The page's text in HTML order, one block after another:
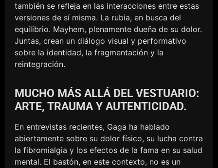
también se refleja en las interacciones entre estas
versiones de sí misma. La rubia, en busca del
equilibrio. Mayhem, plenamente dueña de su dolor.
Juntas, crean un diálogo visual y performativo
sobre la identidad, la fragmentación y la
reintegración.
MUCHO MÁS ALLÁ DEL VESTUARIO:
ARTE, TRAUMA Y AUTENTICIDAD.
En entrevistas recientes, Gaga ha hablado
abiertamente sobre su dolor físico, su lucha contra
la fibromialgia y los efectos de la fama en su salud
mental. El bastón, en este contexto, no es un